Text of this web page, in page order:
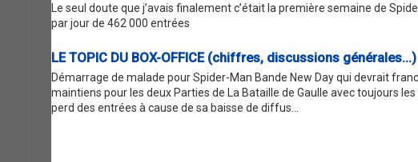
Le seul doute que j’avais finalement c’était la première semaine de
par jour de 462 000 entrées
LE TOPIC DU BOX-OFFICE (chiffres, discussions générales...)
Démarrage de malade pour Spider-Man Bande New Day qui devrait
maintiens pour les deux Parties de La Bataille de Gaulle avec toujours
perd des entrées à cause de sa baisse de diffus...